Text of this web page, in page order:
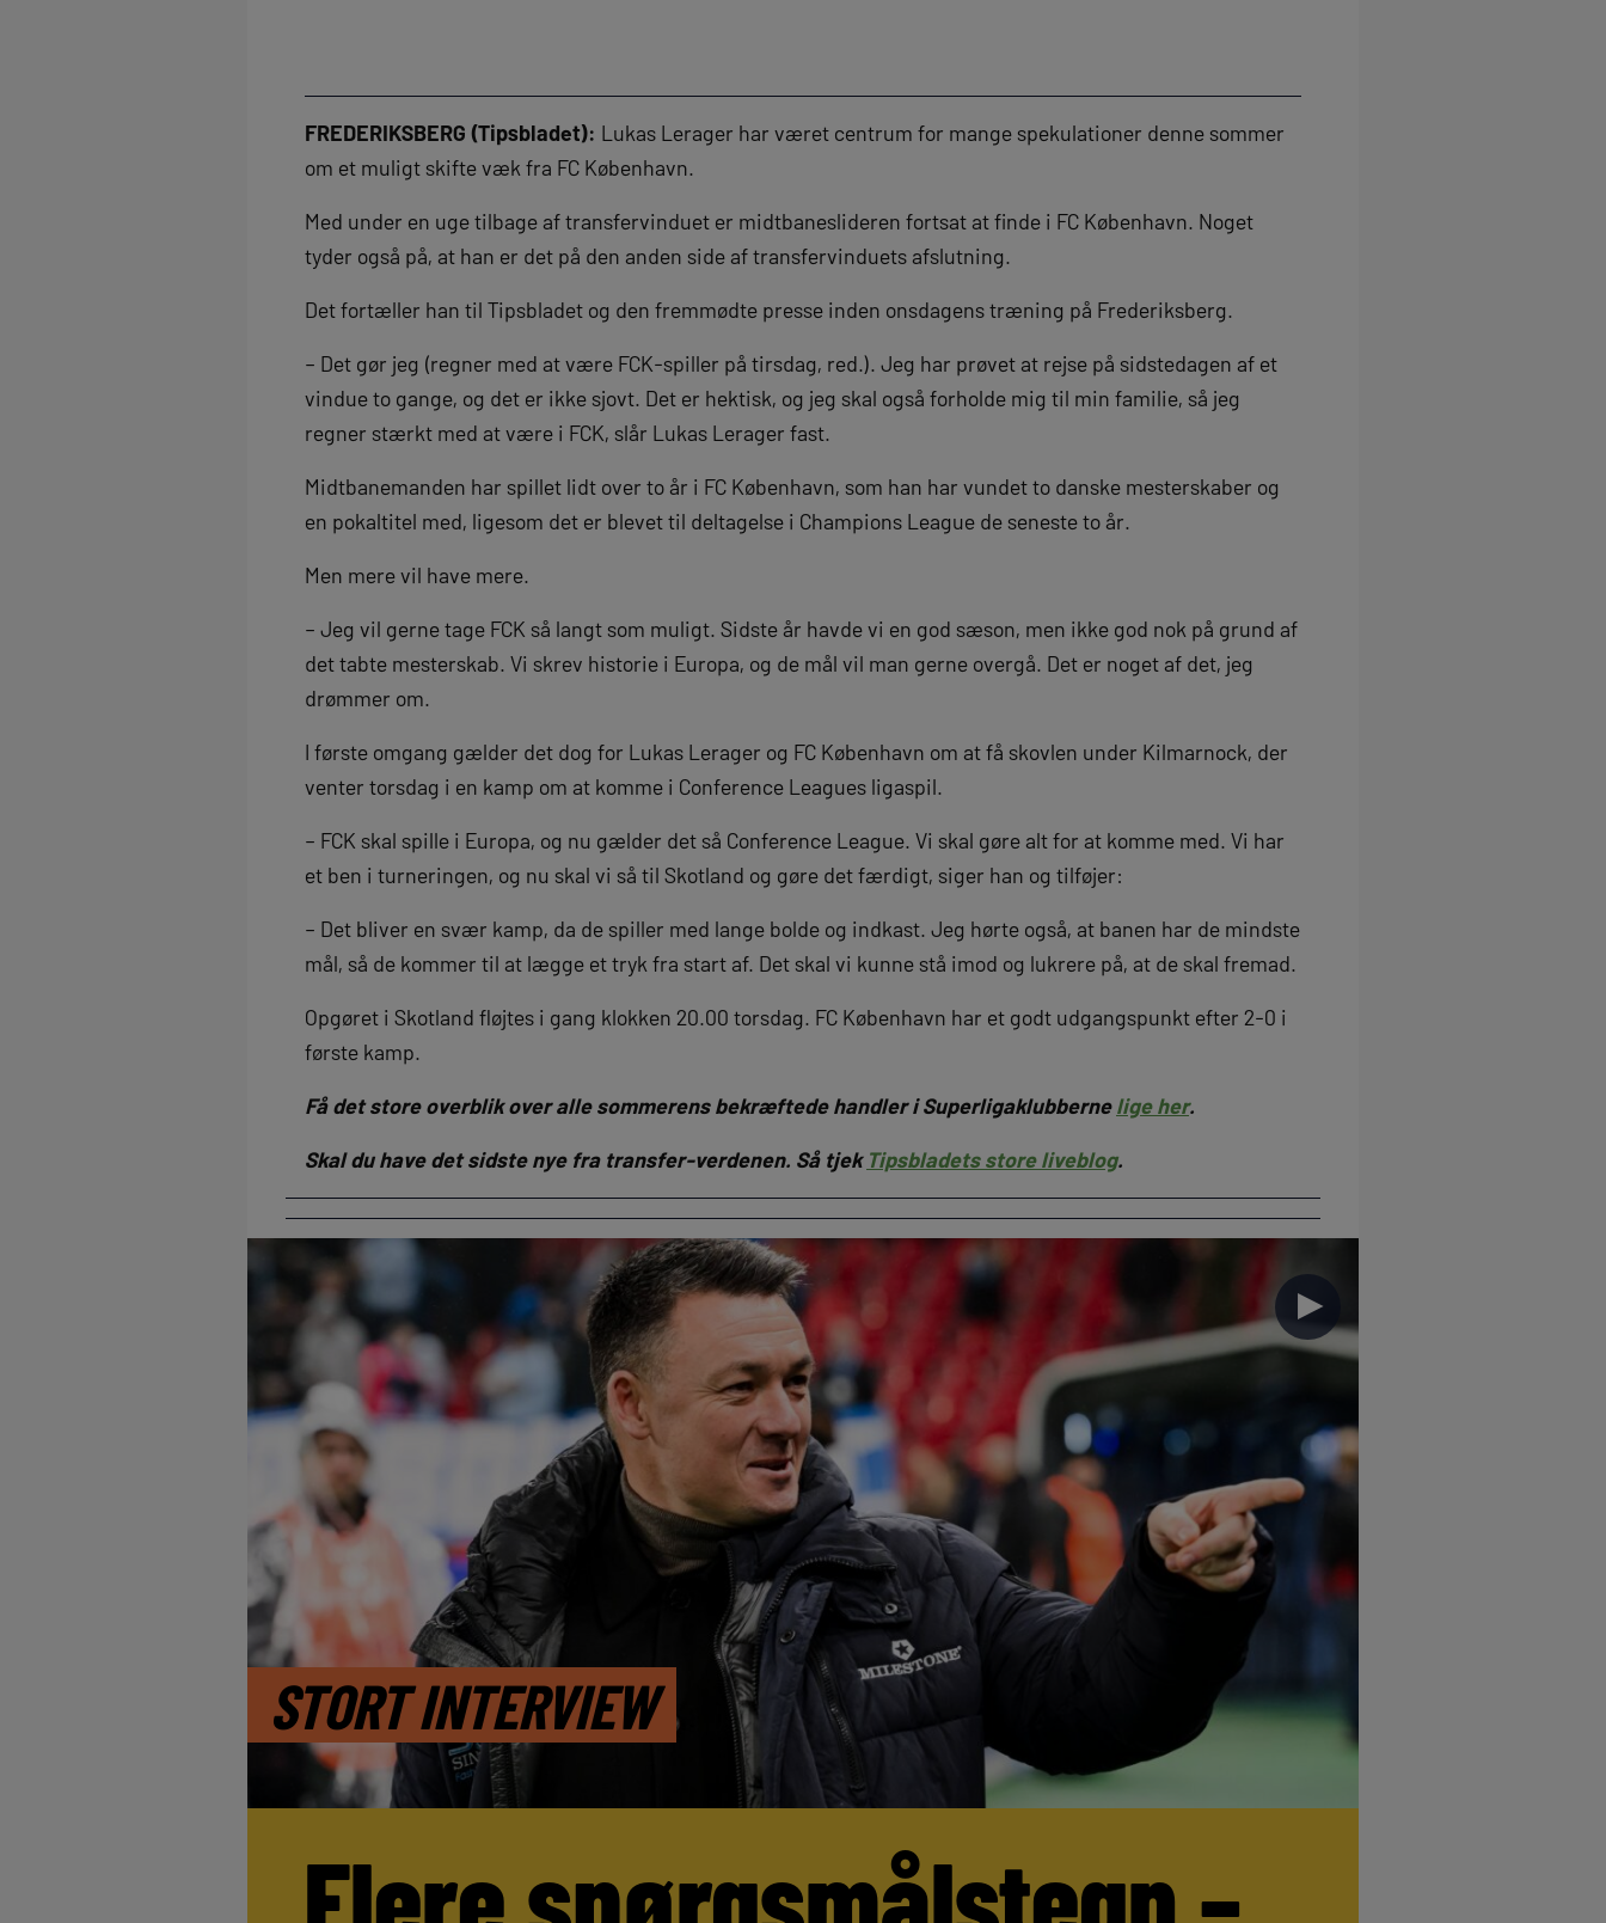
FREDERIKSBERG (Tipsbladet): Lukas Lerager har været centrum for mange spekulationer denne sommer
om et muligt skifte væk fra FC København.
Med under en uge tilbage af transfervinduet er midtbaneslideren fortsat at finde i FC København. Noget
tyder også på, at han er det på den anden side af transfervinduets afslutning.
Det fortæller han til Tipsbladet og den fremmødte presse inden onsdagens træning på Frederiksberg.
– Det gør jeg (regner med at være FCK-spiller på tirsdag, red.). Jeg har prøvet at rejse på sidstedagen af et
vindue to gange, og det er ikke sjovt. Det er hektisk, og jeg skal også forholde mig til min familie, så jeg
regner stærkt med at være i FCK, slår Lukas Lerager fast.
Midtbanemanden har spillet lidt over to år i FC København, som han har vundet to danske mesterskaber og
en pokaltitel med, ligesom det er blevet til deltagelse i Champions League de seneste to år.
Men mere vil have mere.
– Jeg vil gerne tage FCK så langt som muligt. Sidste år havde vi en god sæson, men ikke god nok på grund af
det tabte mesterskab. Vi skrev historie i Europa, og de mål vil man gerne overgå. Det er noget af det, jeg
drømmer om.
I første omgang gælder det dog for Lukas Lerager og FC København om at få skovlen under Kilmarnock, der
venter torsdag i en kamp om at komme i Conference Leagues ligaspil.
– FCK skal spille i Europa, og nu gælder det så Conference League. Vi skal gøre alt for at komme med. Vi har
et ben i turneringen, og nu skal vi så til Skotland og gøre det færdigt, siger han og tilføjer:
– Det bliver en svær kamp, da de spiller med lange bolde og indkast. Jeg hørte også, at banen har de mindste
mål, så de kommer til at lægge et tryk fra start af. Det skal vi kunne stå imod og lukrere på, at de skal fremad.
Opgøret i Skotland fløjtes i gang klokken 20.00 torsdag. FC København har et godt udgangspunkt efter 2-0 i
første kamp.
Få det store overblik over alle sommerens bekræftede handler i Superligaklubbernelige her.
Skal du have det sidste nye fra transfer-verdenen. Så tjek Tipsbladets store liveblog.
STORT INTERVIEW
►
Flere spørgsmålstegn –